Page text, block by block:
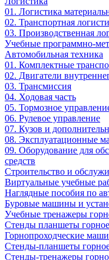
01. Логистика
02. Транспортная
03. Производственная
Учебные программно-
Автомобильная техника
01. Комплектные
02. Двигатели
03. Трансмиссия
04. Ходовая часть
05. Тормозное
06. Рулевое управление
07. Кузов и
08. Эксплуатационные
09. Оборудование для
средств
Строительство и
Виртуальные учебные
Наглядные пособия по
Буровые машины и
Учебные тренажеры
Стенды планшеты
Горнопроходческие
Стенды-планшеты
Стенды-тренажеры